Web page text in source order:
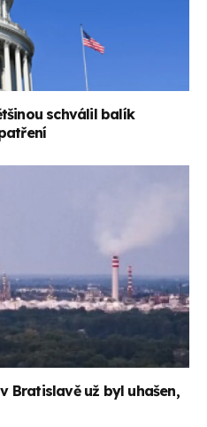
schválil balík
Bratislavě už byl uhašen,